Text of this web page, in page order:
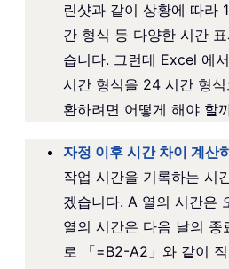
린샷과 같이 상황에 따라
간 형식 등 다양한 시간
습니다. 그런데 Excel 에
시간 형식을 24 시간 형
환하려면 어떻게 해야 할
자정 이후 시간 차이 계산
작업 시간을 기록하는 시
겠습니다. A 열의 시간은
열의 시간은 다음 날의 종
로 「=B2-A2」와 같이